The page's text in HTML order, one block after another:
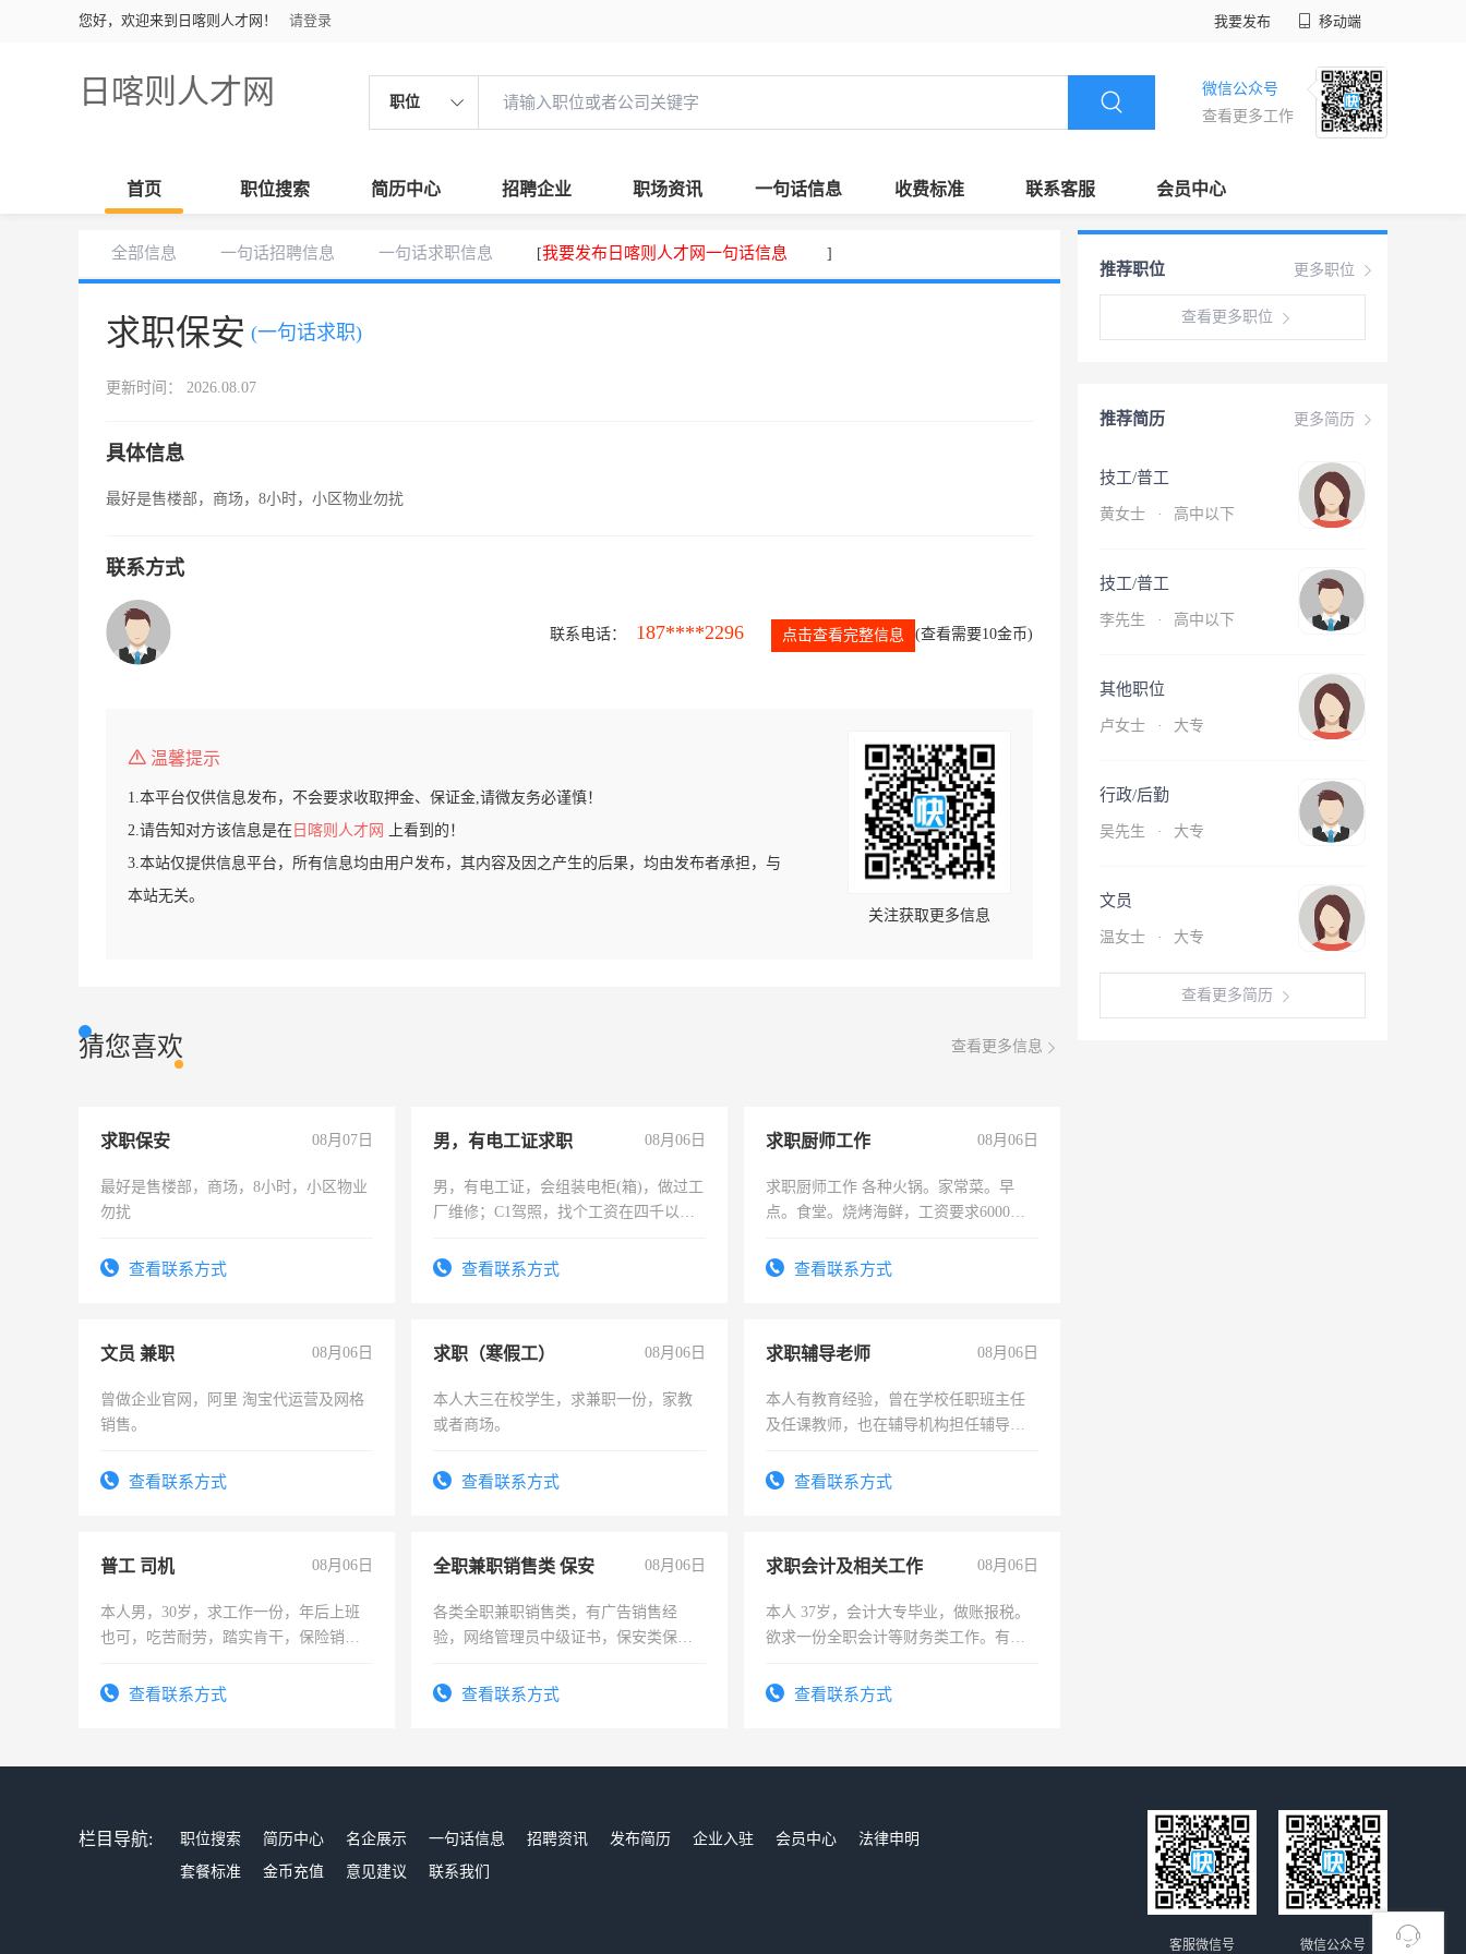
您好，欢迎来到日喀则人才网！ 请登录 我要发布 移动端
日喀则人才网 职位
微信公众号
查看更多工作
首页 职位搜索 简历中心 招聘企业 职场资讯 一句话信息 收费标准 联系客服 会员中心
全部信息 一句话招聘信息 一句话求职信息 [我要发布日喀则人才网一句话信息 ]
求职保安 (一句话求职)
更新时间： 2026.08.07
具体信息
最好是售楼部，商场，8小时，小区物业勿扰
联系方式
联系电话： 187****2296 点击查看完整信息 (查看需要10金币)
温馨提示
1.本平台仅供信息发布，不会要求收取押金、保证金,请微友务必谨慎！
2.请告知对方该信息是在 日喀则人才网
上看到的！
3.本站仅提供信息平台，所有信息均由用户发布，其内容及因之产生的后果，均由发布者承担，与
本站无关。
关注获取更多信息
猜您喜欢 查看更多信息
求职保安 08月07日
最好是售楼部，商场，8小时，小区物业
勿扰
查看联系方式
男，有电工证求职 08月06日
男，有电工证，会组装电柜(箱)，做过工
厂维修；C1驾照，找个工资在四千以
电话查看联系方式
求职厨师工作 08月06日
求职厨师工作 各种火锅。家常菜。早
点。食堂。烧烤海鲜，工资要求6000以
查看联系方式
文员 兼职 08月06日
曾做企业官网，阿里 淘宝代运营及网格
销售。
查看联系方式
求职（寒假工） 08月06日
本人大三在校学生，求兼职一份，家教
或者商场。
查看联系方式
求职辅导老师 08月06日
本人有教育经验，曾在学校任职班主任
及任课教师，也在辅导机构担任辅导教
查看联系方式
普工 司机 08月06日
本人男，30岁，求工作一份，年后上班
也可，吃苦耐劳，踏实肯干，保险销售
查看联系方式
全职兼职销售类 保安 08月06日
各类全职兼职销售类，有广告销售经
验，网络管理员中级证书，保安类保安
有高低压电工证和十几年工作经验
查看联系方式
求职会计及相关工作 08月06日
本人 37岁，会计大专毕业，做账报税。
欲求一份全职会计等财务类工作。有会
查看联系方式
更多职位
推荐职位
查看更多职位
更多简历
推荐简历
技工/普工
黄女士 · 高中以下
技工/普工
李先生 · 高中以下
其他职位
卢女士 · 大专
行政/后勤
吴先生 · 大专
文员
温女士 · 大专
查看更多简历
栏目导航: 职位搜索 简历中心 名企展示 一句话信息 招聘资讯 发布简历 企业入驻 会员中心
法律申明
套餐标准
金币充值 意见建议 联系我们
微信公众号
客服微信号